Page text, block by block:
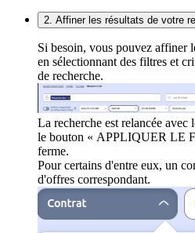
2. Affiner les résultats de votre
Si besoin, vous pouvez affiner
en sélectionnant des filtres et
de recherche.
La recherche est relancée
le bouton « APPLIQUER LE
ferme.
Pour certains d'entre eux, un
d'offres correspondant.